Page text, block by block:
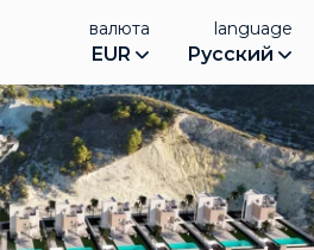
валюта
EUR
language
Русский